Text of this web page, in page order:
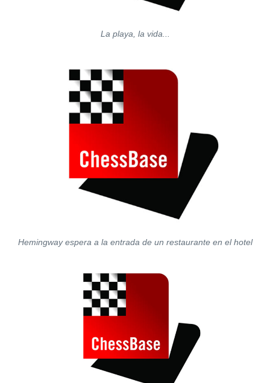
La playa, la vida...
Hemingway espera a la entrada de un restaurante en el hotel